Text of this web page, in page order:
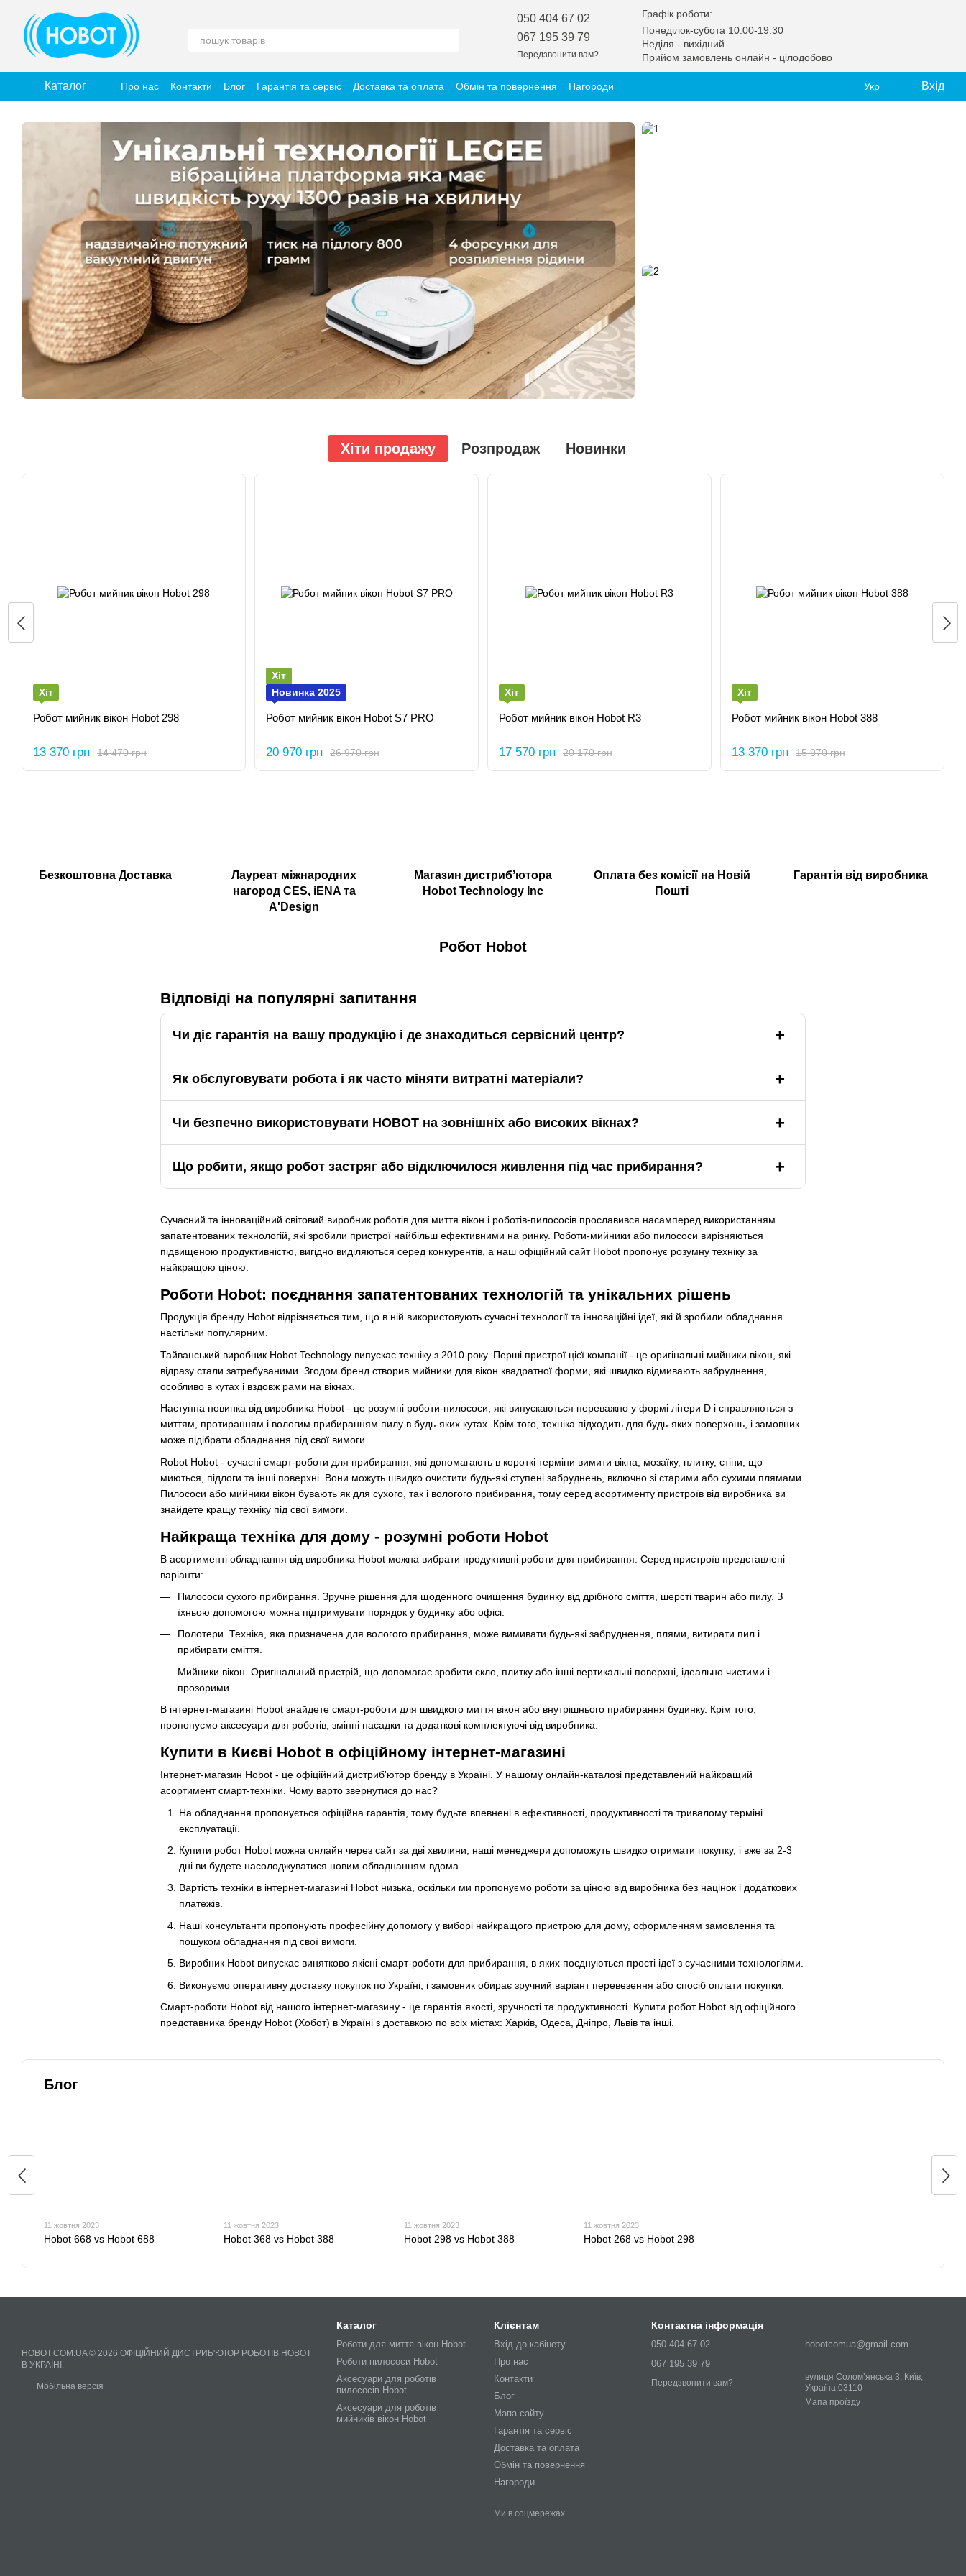
Перейти до основного контенту
050 404 67 02
067 195 39 79
Передзвонити вам?
Графік роботи:
Понеділок-субота 10:00-19:30
Неділя - вихідний
Прийом замовлень онлайн - цілодобово
Каталог Про нас Контакти Блог Гарантія та сервіс Доставка та оплата Обмін та повернення Нагороди Укр Вхід
Хіти продажу Розпродаж Новинки
Хіт
Робот мийник вікон Hobot 298
14 470 грн
13 370 грн
Хіт
Новинка 2025
Робот мийник вікон Hobot S7 PRO
26 970 грн
20 970 грн
Хіт
Робот мийник вікон Hobot R3
20 170 грн
17 570 грн
Хіт
Робот мийник вікон Hobot 388
15 970 грн
13 370 грн
Безкоштовна Доставка
Лауреат міжнародних
нагород CES, iENA та
A'Design
Магазин дистрибʼютора
Hobot Technology Inc
Оплата без комісії на Новій
Пошті
Гарантія від виробника
Робот Hobot
Відповіді на популярні запитання
Чи діє гарантія на вашу продукцію і де знаходиться сервісний центр?
Як обслуговувати робота і як часто міняти витратні матеріали?
Чи безпечно використовувати HOBOT на зовнішніх або високих вікнах?
Що робити, якщо робот застряг або відключилося живлення під час прибирання?
Сучасний та інноваційний світовий виробник роботів для миття вікон і роботів-пилососів прославився насамперед використанням
запатентованих технологій, які зробили пристрої найбільш ефективними на ринку. Роботи-мийники або пилососи вирізняються
підвищеною продуктивністю, вигідно виділяються серед конкурентів, а наш офіційний сайт Hobot пропонує розумну техніку за
найкращою ціною.
Роботи Hobot: поєднання запатентованих технологій та унікальних рішень
Продукція бренду Hobot відрізняється тим, що в ній використовують сучасні технології та інноваційні ідеї, які й зробили обладнання
настільки популярним.
Тайванський виробник Hobot Technology випускає техніку з 2010 року. Перші пристрої цієї компанії - це оригінальні мийники вікон, які
відразу стали затребуваними. Згодом бренд створив мийники для вікон квадратної форми, які швидко відмивають забруднення,
особливо в кутах і вздовж рами на вікнах.
Наступна новинка від виробника Hobot - це розумні роботи-пилососи, які випускаються переважно у формі літери D і справляються з
миттям, протиранням і вологим прибиранням пилу в будь-яких кутах. Крім того, техніка підходить для будь-яких поверхонь, і замовник
може підібрати обладнання під свої вимоги.
Robot Hobot - сучасні смарт-роботи для прибирання, які допомагають в короткі терміни вимити вікна, мозаїку, плитку, стіни, що
миються, підлоги та інші поверхні. Вони можуть швидко очистити будь-які ступені забруднень, включно зі старими або сухими плямами.
Пилососи або мийники вікон бувають як для сухого, так і вологого прибирання, тому серед асортименту пристроїв від виробника ви
знайдете кращу техніку під свої вимоги.
Найкраща техніка для дому - розумні роботи Hobot
В асортименті обладнання від виробника Hobot можна вибрати продуктивні роботи для прибирання. Серед пристроїв представлені
варіанти:
Пилососи сухого прибирання. Зручне рішення для щоденного очищення будинку від дрібного сміття, шерсті тварин або пилу. З
їхньою допомогою можна підтримувати порядок у будинку або офісі.
Полотери. Техніка, яка призначена для вологого прибирання, може вимивати будь-які забруднення, плями, витирати пил і
прибирати сміття.
Мийники вікон. Оригінальний пристрій, що допомагає зробити скло, плитку або інші вертикальні поверхні, ідеально чистими і
прозорими.
В інтернет-магазині Hobot знайдете смарт-роботи для швидкого миття вікон або внутрішнього прибирання будинку. Крім того,
пропонуємо аксесуари для роботів, змінні насадки та додаткові комплектуючі від виробника.
Купити в Києві Hobot в офіційному інтернет-магазині
Інтернет-магазин Hobot - це офіційний дистриб'ютор бренду в Україні. У нашому онлайн-каталозі представлений найкращий
асортимент смарт-техніки. Чому варто звернутися до нас?
На обладнання пропонується офіційна гарантія, тому будьте впевнені в ефективності, продуктивності та тривалому терміні
експлуатації.
Купити робот Hobot можна онлайн через сайт за дві хвилини, наші менеджери допоможуть швидко отримати покупку, і вже за 2-3
дні ви будете насолоджуватися новим обладнанням вдома.
Вартість техніки в інтернет-магазині Hobot низька, оскільки ми пропонуємо роботи за ціною від виробника без націнок і додаткових
платежів.
Наші консультанти пропонують професійну допомогу у виборі найкращого пристрою для дому, оформленням замовлення та
пошуком обладнання під свої вимоги.
Виробник Hobot випускає винятково якісні смарт-роботи для прибирання, в яких поєднуються прості ідеї з сучасними технологіями.
Виконуємо оперативну доставку покупок по Україні, і замовник обирає зручний варіант перевезення або спосіб оплати покупки.
Смарт-роботи Hobot від нашого інтернет-магазину - це гарантія якості, зручності та продуктивності. Купити робот Hobot від офіційного
представника бренду Hobot (Хобот) в Україні з доставкою по всіх містах: Харків, Одеса, Дніпро, Львів та інші.
Блог
11 жовтня 2023
Hobot 668 vs Hobot 688
11 жовтня 2023
Hobot 368 vs Hobot 388
11 жовтня 2023
Hobot 298 vs Hobot 388
11 жовтня 2023
Hobot 268 vs Hobot 298
HOBOT.COM.UA © 2026 ОФІЦІЙНИЙ ДИСТРИБ'ЮТОР РОБОТІВ HOBOT
В УКРАЇНІ.
Мобільна версія
Каталог
Роботи для миття вікон Hobot
Роботи пилососи Hobot
Аксесуари для роботів
пилососів Hobot
Аксесуари для роботів
мийників вікон Hobot
Клієнтам
Вхід до кабінету
Про нас
Контакти
Блог
Мапа сайту
Гарантія та сервіс
Доставка та оплата
Обмін та повернення
Нагороди
Ми в соцмережах
Контактна інформація
050 404 67 02
067 195 39 79
Передзвонити вам?
hobotcomua@gmail.com
вулиця Соломʼянська 3, Київ,
Україна,03110
Мапа проїзду